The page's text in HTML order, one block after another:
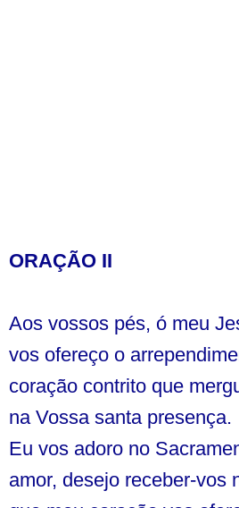
ORAÇÃO II
Aos vossos pés, ó meu
vos ofereço o
coração contrito que
na Vossa santa presença.
Eu vos adoro no
amor, desejo receber-vos